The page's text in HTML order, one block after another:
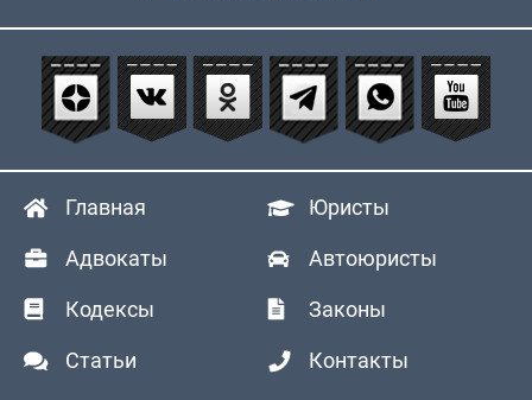
Главная Юристы
Адвокаты Автоюристы
Кодексы Законы
Статьи Контакты